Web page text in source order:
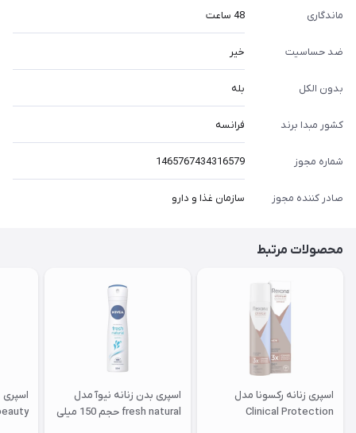
ماندگاری 48 ساعت
ضد حساسیت خیر
بدون الکل بله
کشور مبدا برند فرانسه
شماره مجوز 1465767434316579
صادر کننده مجوز سازمان غذا و دارو
محصولات مرتبط
اسپری زنانه رکسونا مدل
Clinical Protection
اسپری بدن زنانه نیوآ مدل
fresh natural حجم 150 میلی
اسپری